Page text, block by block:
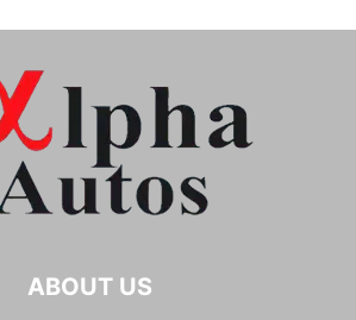
ABOUT US